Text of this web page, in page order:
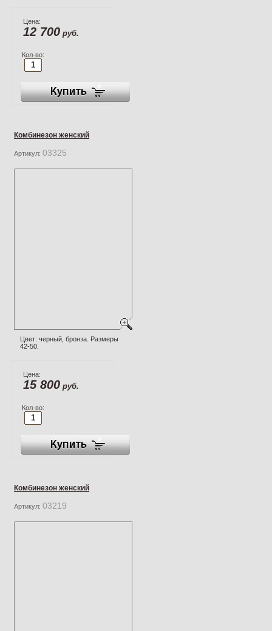
Цена:
12 700 руб.
Кол-во:
Комбинезон женский
Артикул: 03325
Цвет: черный, бронза. Размеры
42-50.
Цена:
15 800 руб.
Кол-во:
Комбинезон женский
Артикул: 03219